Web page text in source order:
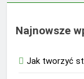
Najnowsze
Jak tworzyć